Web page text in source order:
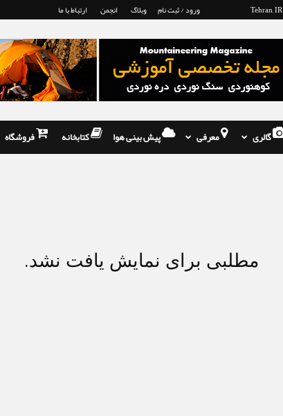
Tehran, IR ورود / ثبت نام وبلاگ انجمن ارتباط با ما
گالری معرفی پیش بینی هوا کتابخانه فروشگاه
مطلبی برای نمایش یافت نشد.